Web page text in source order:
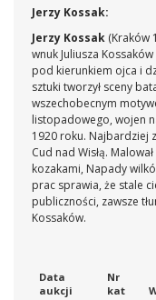
Jerzy Kossak:
Jerzy Kossak (Kraków
wnuk Juliusza
pod kierunkiem ojca i
sztuki tworzył sceny
wszechobecnym
listopadowego, wojen
1920 roku. Najbardziej
Cud nad Wisłą.
kozakami, Napady
prac sprawia, że stale
publiczności, zawsze
Kossaków.
Data
aukcji
Nr
kat